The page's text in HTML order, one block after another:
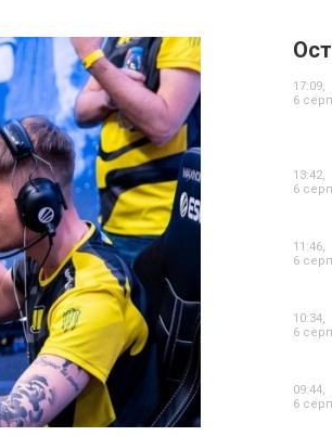
17:09,
6
13:42,
6
11:46,
6
10:34,
6
09:44,
6